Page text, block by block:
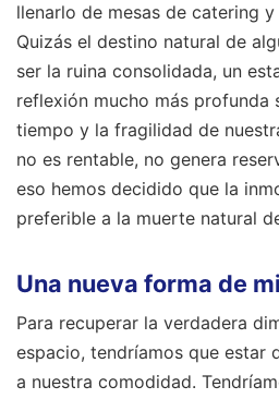
llenarlo de mesas de catering
Quizás el destino natural de
ser la ruina consolidada, un
reflexión mucho más profunda
tiempo y la fragilidad de
no es rentable, no genera
eso hemos decidido que la
preferible a la muerte natural
Una nueva forma de
Para recuperar la verdadera
espacio, tendríamos que estar
a nuestra comodidad.